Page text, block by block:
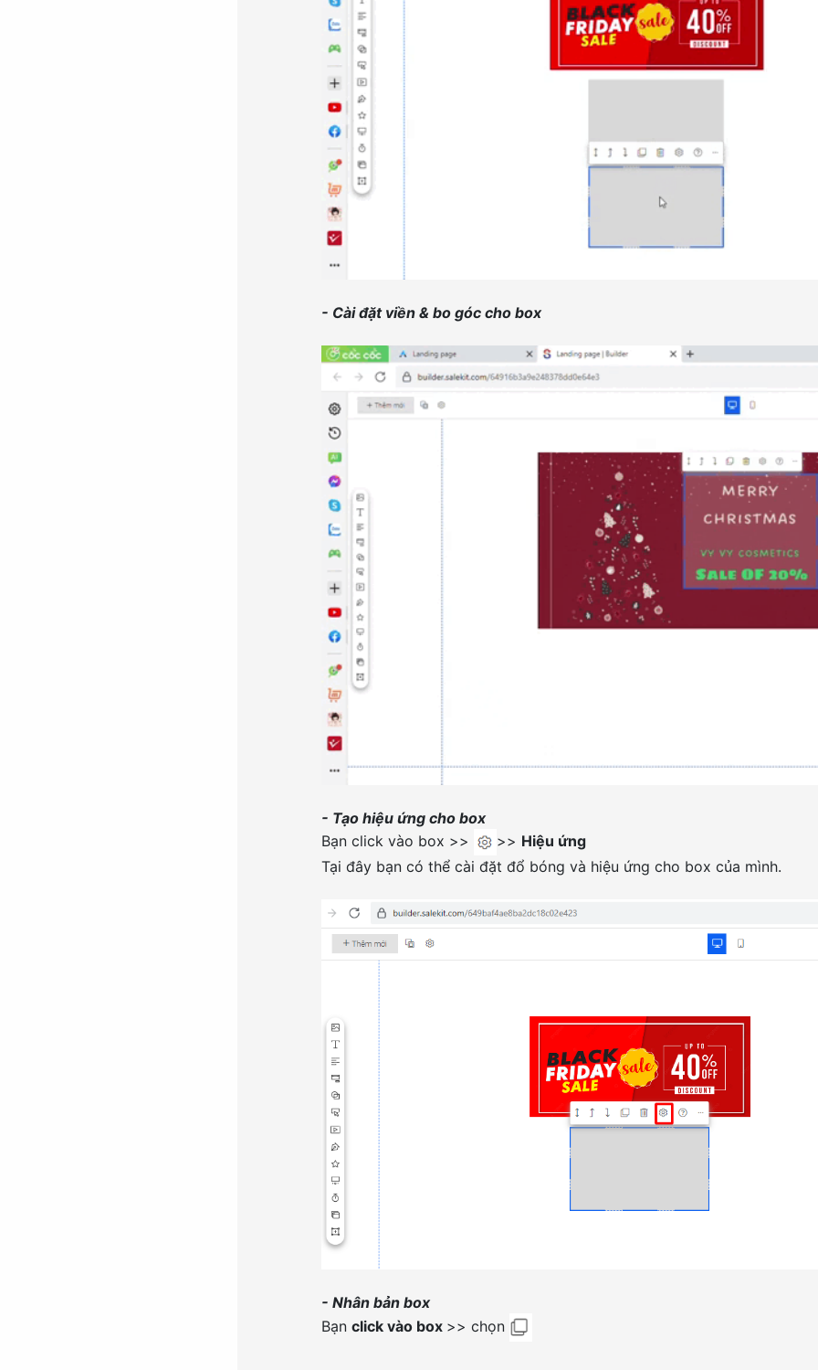
- Cài đặt viền & bo góc cho box
- Tạo hiệu ứng cho box
Bạn click vào box >>
>> Hiệu ứng
Tại đây bạn có thể cài đặt đổ bóng và hiệu ứng cho box của mình.
- Nhân bản box
Bạn click vào box >> chọn